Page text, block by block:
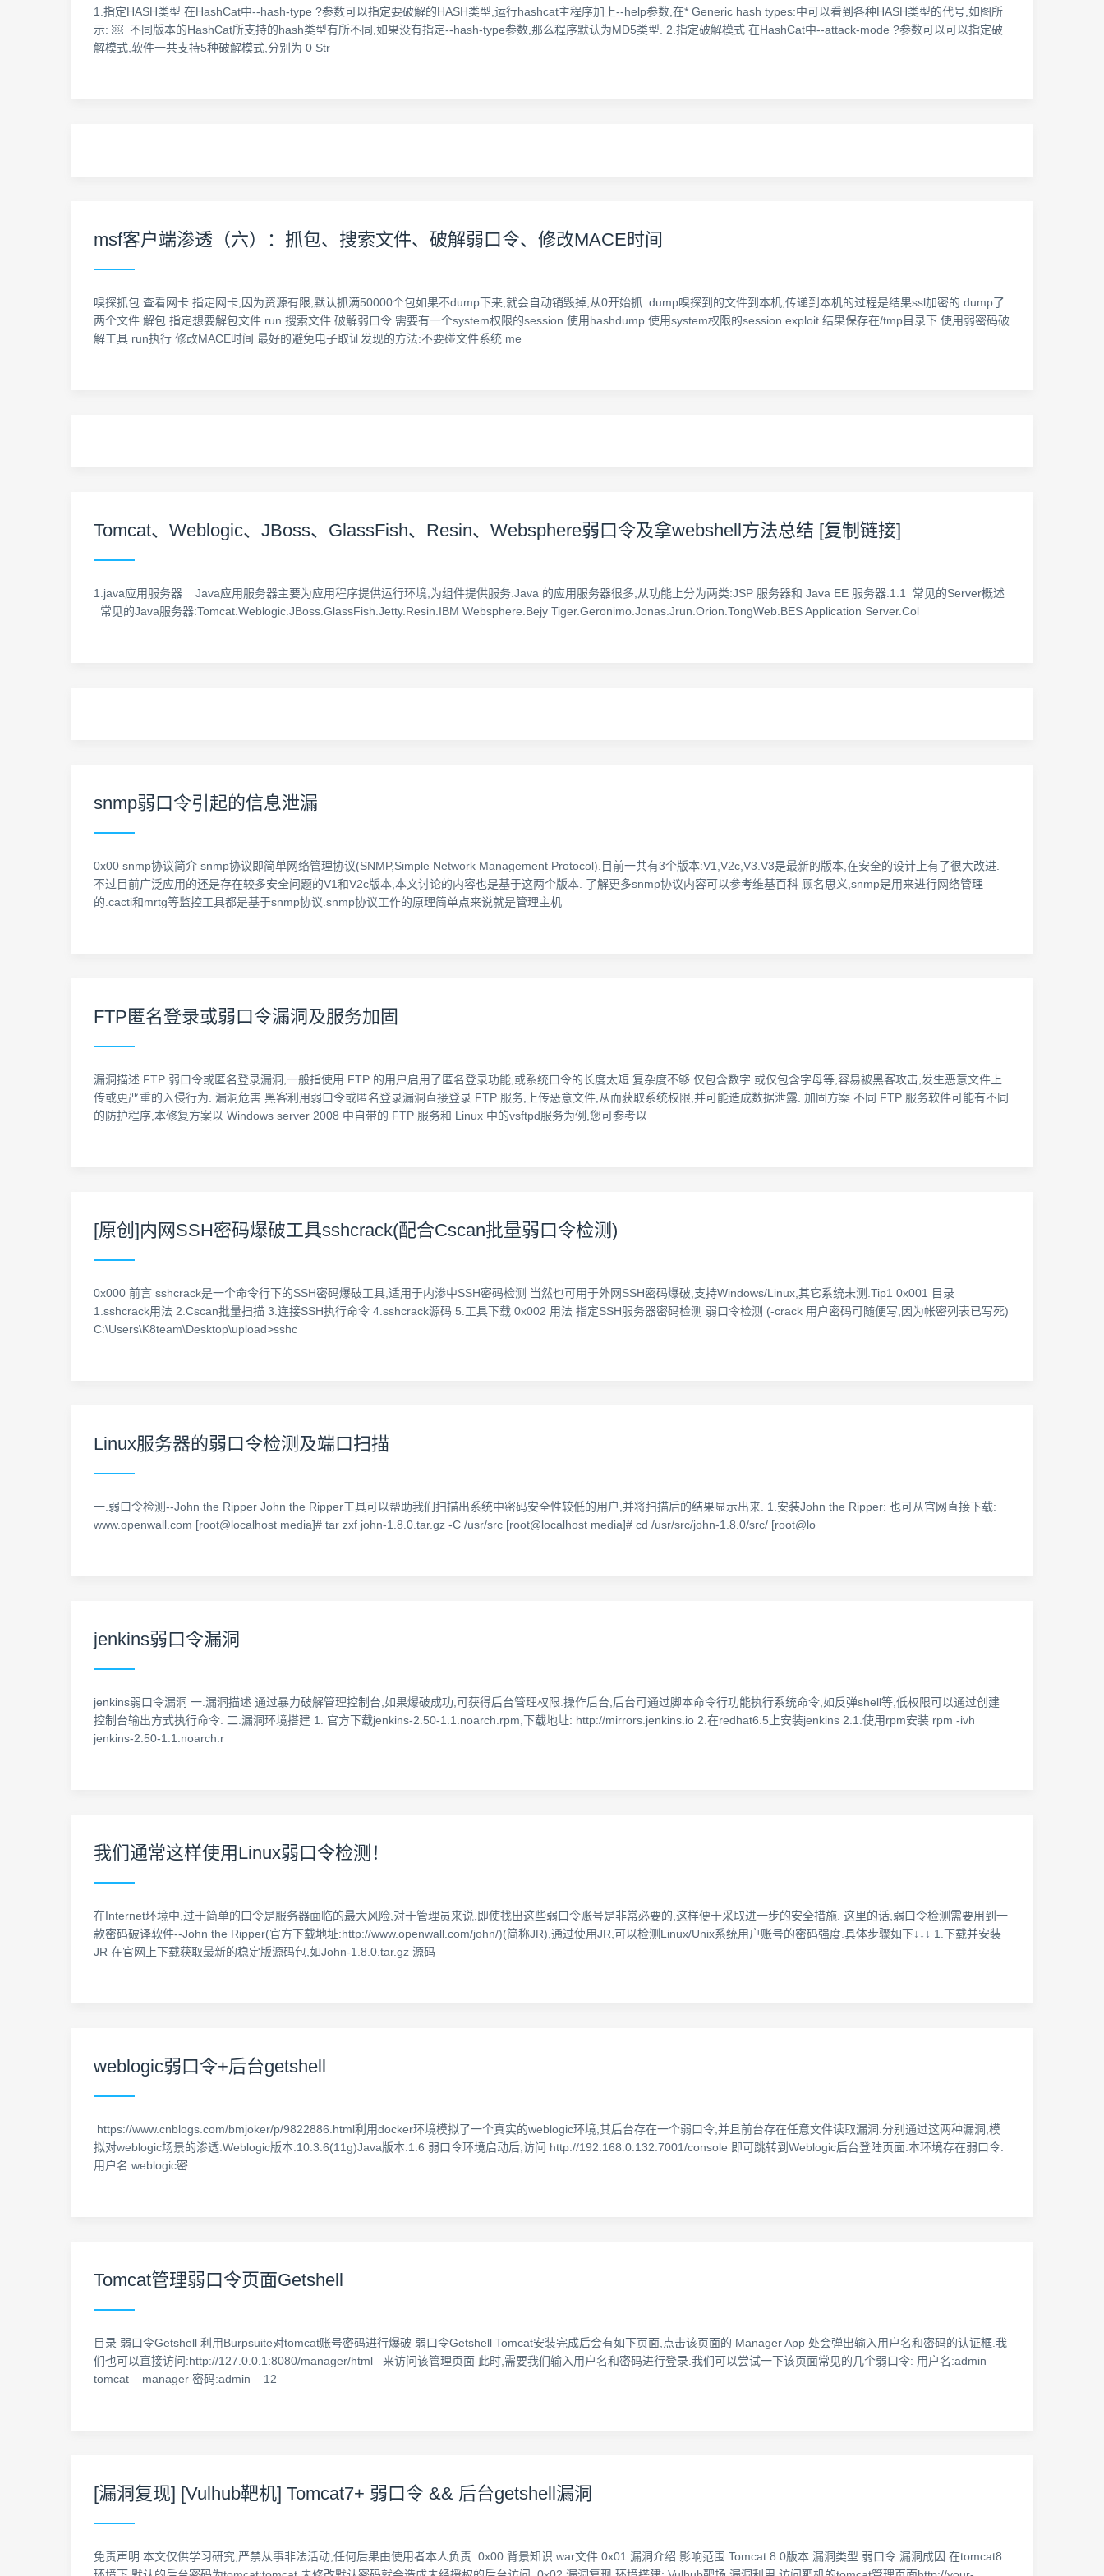
1.指定HASH类型 在HashCat中--hash-type ?参数可以指定要破解的HASH类型,运行hashcat主程序加上--help参数,在* Generic hash types:中可以看到各种HASH类型的代号,如图所
示: ￼ 不同版本的HashCat所支持的hash类型有所不同,如果没有指定--hash-type参数,那么程序默认为MD5类型. 2.指定破解模式 在HashCat中--attack-mode ?参数可以可以指定破
解模式,软件一共支持5种破解模式,分别为 0 Str
msf客户端渗透（六）：抓包、搜索文件、破解弱口令、修改MACE时间
嗅探抓包 查看网卡 指定网卡,因为资源有限,默认抓满50000个包如果不dump下来,就会自动销毁掉,从0开始抓. dump嗅探到的文件到本机,传递到本机的过程是结果ssl加密的 dump了
两个文件 解包 指定想要解包文件 run 搜索文件 破解弱口令 需要有一个system权限的session 使用hashdump 使用system权限的session exploit 结果保存在/tmp目录下 使用弱密码破
解工具 run执行 修改MACE时间 最好的避免电子取证发现的方法:不要碰文件系统 me
Tomcat、Weblogic、JBoss、GlassFish、Resin、Websphere弱口令及拿webshell方法总结 [复制链接]
1.java应用服务器 Java应用服务器主要为应用程序提供运行环境,为组件提供服务.Java 的应用服务器很多,从功能上分为两类:JSP 服务器和 Java EE 服务器.1.1 常见的Server概述
常见的Java服务器:Tomcat.Weblogic.JBoss.GlassFish.Jetty.Resin.IBM Websphere.Bejy Tiger.Geronimo.Jonas.Jrun.Orion.TongWeb.BES Application Server.Col
snmp弱口令引起的信息泄漏
0x00 snmp协议简介 snmp协议即简单网络管理协议(SNMP,Simple Network Management Protocol).目前一共有3个版本:V1,V2c,V3.V3是最新的版本,在安全的设计上有了很大改进.
不过目前广泛应用的还是存在较多安全问题的V1和V2c版本,本文讨论的内容也是基于这两个版本. 了解更多snmp协议内容可以参考维基百科 顾名思义,snmp是用来进行网络管理
的.cacti和mrtg等监控工具都是基于snmp协议.snmp协议工作的原理简单点来说就是管理主机
FTP匿名登录或弱口令漏洞及服务加固
漏洞描述 FTP 弱口令或匿名登录漏洞,一般指使用 FTP 的用户启用了匿名登录功能,或系统口令的长度太短.复杂度不够.仅包含数字.或仅包含字母等,容易被黑客攻击,发生恶意文件上
传或更严重的入侵行为. 漏洞危害 黑客利用弱口令或匿名登录漏洞直接登录 FTP 服务,上传恶意文件,从而获取系统权限,并可能造成数据泄露. 加固方案 不同 FTP 服务软件可能有不同
的防护程序,本修复方案以 Windows server 2008 中自带的 FTP 服务和 Linux 中的vsftpd服务为例,您可参考以
[原创]内网SSH密码爆破工具sshcrack(配合Cscan批量弱口令检测)
0x000 前言 sshcrack是一个命令行下的SSH密码爆破工具,适用于内渗中SSH密码检测 当然也可用于外网SSH密码爆破,支持Windows/Linux,其它系统未测.Tip1 0x001 目录
1.sshcrack用法 2.Cscan批量扫描 3.连接SSH执行命令 4.sshcrack源码 5.工具下载 0x002 用法 指定SSH服务器密码检测 弱口令检测 (-crack 用户密码可随便写,因为帐密列表已写死)
C:\Users\K8team\Desktop\upload>sshc
Linux服务器的弱口令检测及端口扫描
一.弱口令检测--John the Ripper John the Ripper工具可以帮助我们扫描出系统中密码安全性较低的用户,并将扫描后的结果显示出来. 1.安装John the Ripper: 也可从官网直接下载:
www.openwall.com [root@localhost media]# tar zxf john-1.8.0.tar.gz -C /usr/src [root@localhost media]# cd /usr/src/john-1.8.0/src/ [root@lo
jenkins弱口令漏洞
jenkins弱口令漏洞 一.漏洞描述 通过暴力破解管理控制台,如果爆破成功,可获得后台管理权限.操作后台,后台可通过脚本命令行功能执行系统命令,如反弹shell等,低权限可以通过创建
控制台输出方式执行命令. 二.漏洞环境搭建 1. 官方下载jenkins-2.50-1.1.noarch.rpm,下载地址: http://mirrors.jenkins.io 2.在redhat6.5上安装jenkins 2.1.使用rpm安装 rpm -ivh
jenkins-2.50-1.1.noarch.r
我们通常这样使用Linux弱口令检测！
在Internet环境中,过于简单的口令是服务器面临的最大风险,对于管理员来说,即使找出这些弱口令账号是非常必要的,这样便于采取进一步的安全措施. 这里的话,弱口令检测需要用到一
款密码破译软件--John the Ripper(官方下载地址:http://www.openwall.com/john/)(简称JR),通过使用JR,可以检测Linux/Unix系统用户账号的密码强度.具体步骤如下↓↓↓ 1.下载并安装
JR 在官网上下载获取最新的稳定版源码包,如John-1.8.0.tar.gz 源码
weblogic弱口令+后台getshell
https://www.cnblogs.com/bmjoker/p/9822886.html利用docker环境模拟了一个真实的weblogic环境,其后台存在一个弱口令,并且前台存在任意文件读取漏洞.分别通过这两种漏洞,模
拟对weblogic场景的渗透.Weblogic版本:10.3.6(11g)Java版本:1.6 弱口令环境启动后,访问 http://192.168.0.132:7001/console 即可跳转到Weblogic后台登陆页面:本环境存在弱口令:
用户名:weblogic密
Tomcat管理弱口令页面Getshell
目录 弱口令Getshell 利用Burpsuite对tomcat账号密码进行爆破 弱口令Getshell Tomcat安装完成后会有如下页面,点击该页面的 Manager App 处会弹出输入用户名和密码的认证框.我
们也可以直接访问:http://127.0.0.1:8080/manager/html 来访问该管理页面 此时,需要我们输入用户名和密码进行登录.我们可以尝试一下该页面常见的几个弱口令: 用户名:admin
tomcat manager 密码:admin 12
[漏洞复现] [Vulhub靶机] Tomcat7+ 弱口令 && 后台getshell漏洞
免责声明:本文仅供学习研究,严禁从事非法活动,任何后果由使用者本人负责. 0x00 背景知识 war文件 0x01 漏洞介绍 影响范围:Tomcat 8.0版本 漏洞类型:弱口令 漏洞成因:在tomcat8